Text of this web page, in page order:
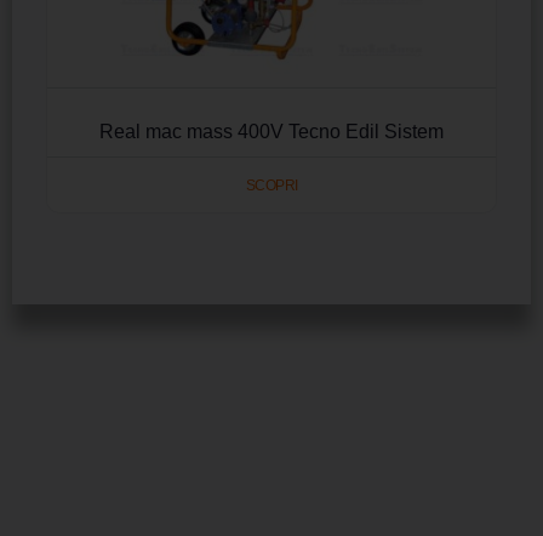
Real mac mass 400V Tecno Edil Sistem
SCOPRI